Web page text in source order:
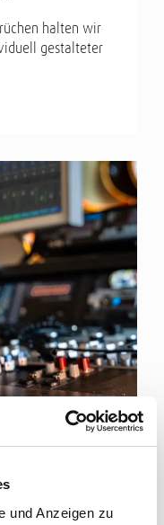
und Anzeigen zu
halten wir
gestalteter
DIE RICHTIGEN